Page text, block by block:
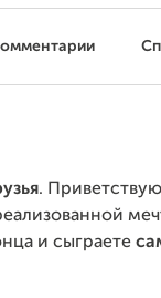
.
и сыграете